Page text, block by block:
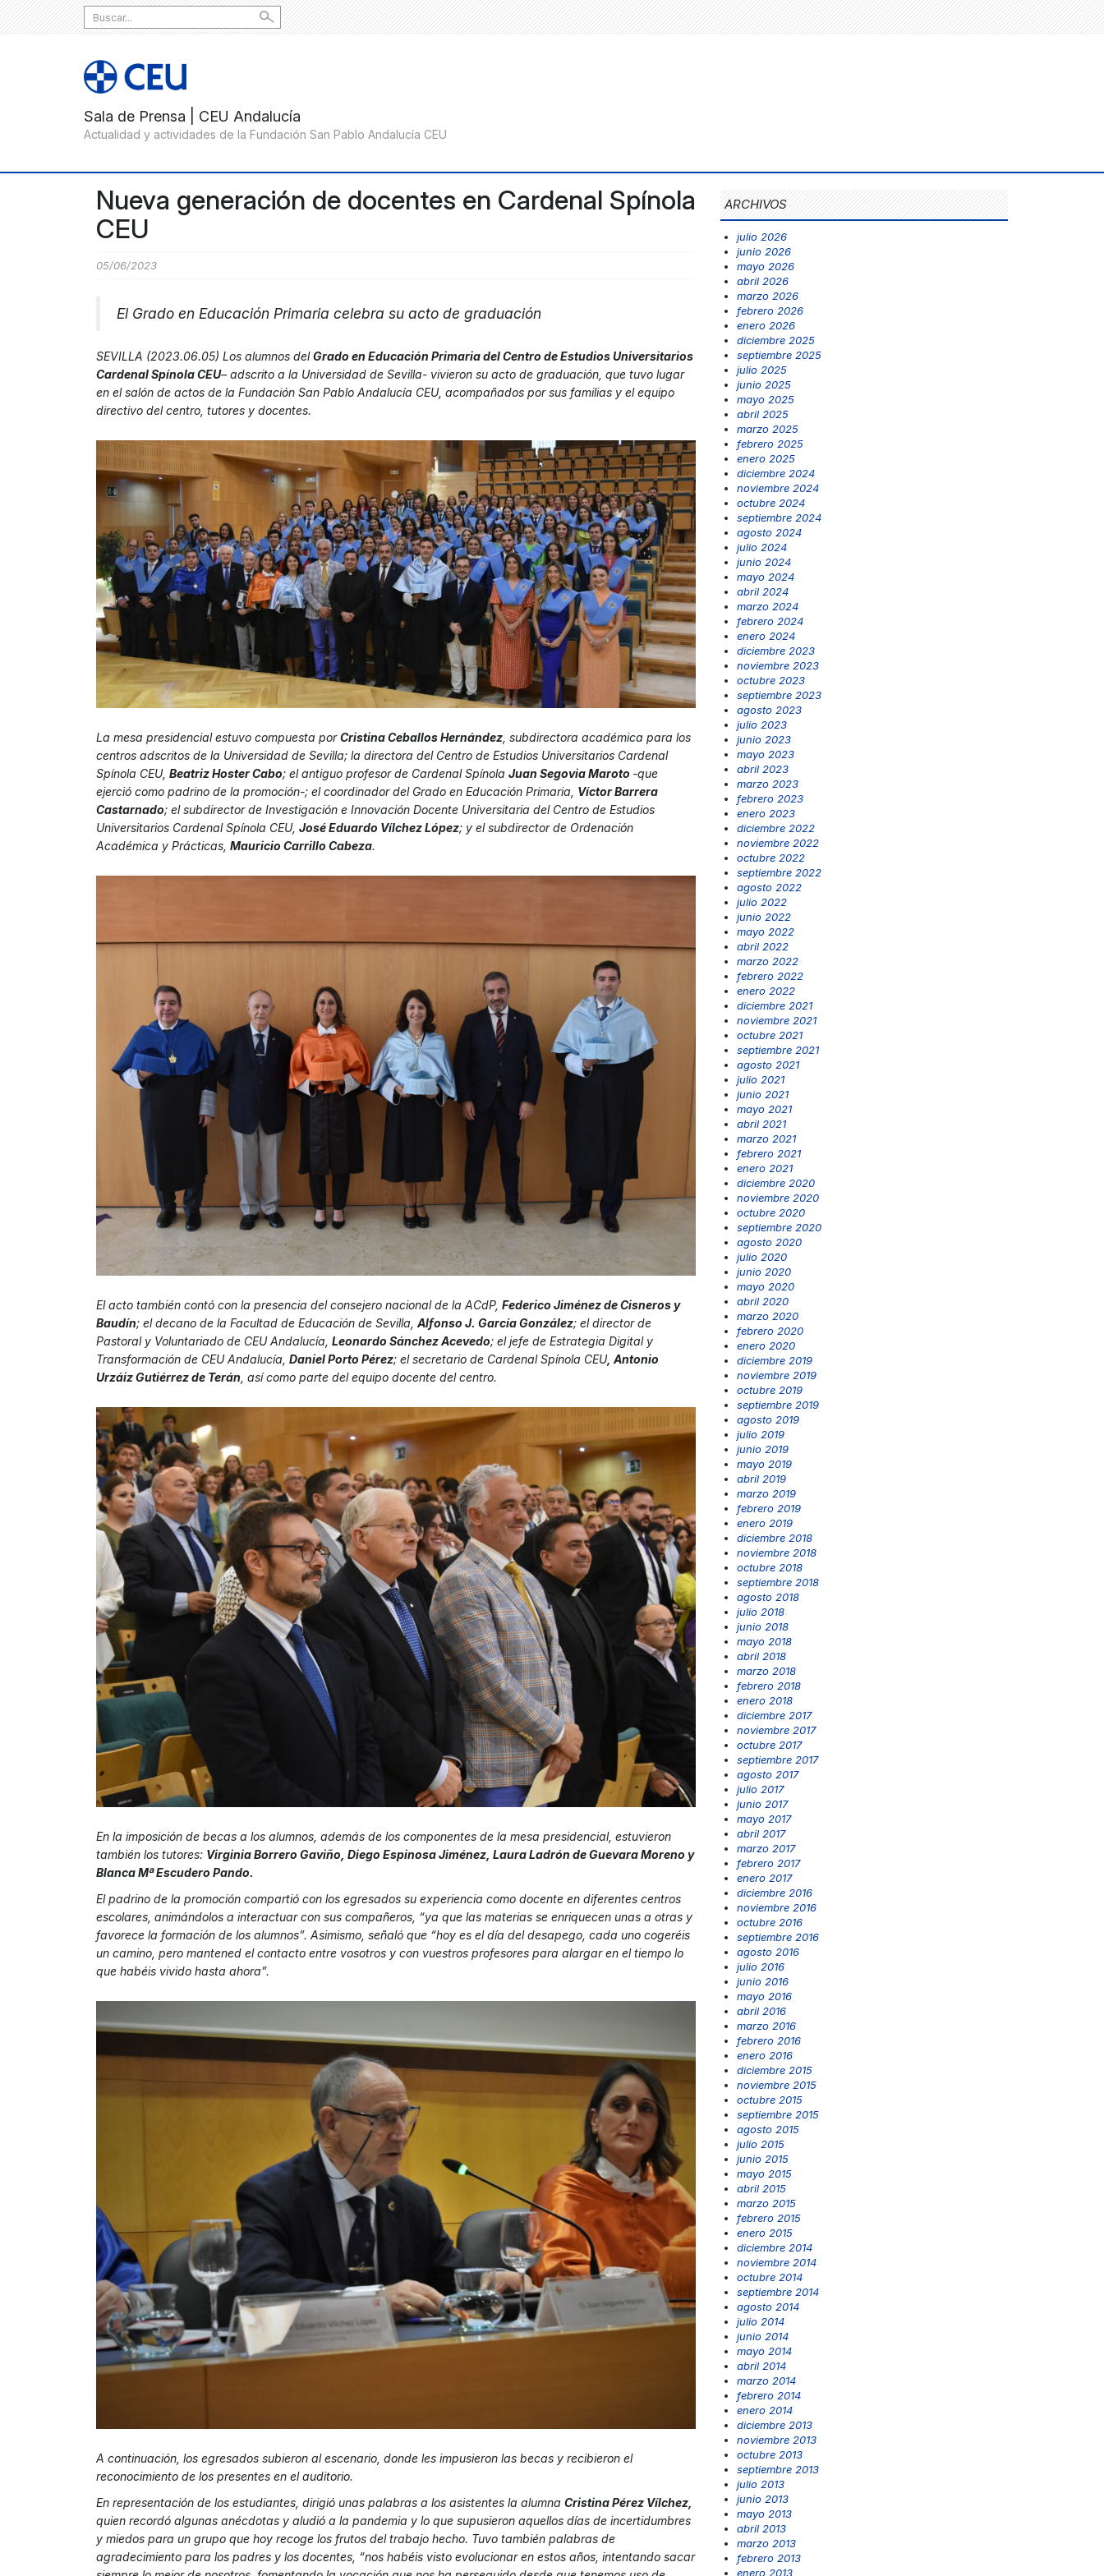
Search
for:
Nueva generación de docentes en Cardenal Spínola
CEU
05/06/2023
El Grado en Educación Primaria celebra su acto de graduación
SEVILLA (2023.06.05) Los alumnos delGrado en Educación Primaria del Centro de Estudios Universitarios
Cardenal Spínola CEU– adscrito a la Universidad de Sevilla- vivieron su acto de graduación, que tuvo lugar
en el salón de actos de la Fundación San Pablo Andalucía CEU, acompañados por sus familias y el equipo
directivo del centro, tutores y docentes.
La mesa presidencial estuvo compuesta porCristina Ceballos Hernández , subdirectora académica para los
centros adscritos de la Universidad de Sevilla; la directora del Centro de Estudios Universitarios Cardenal
Spínola CEU, Beatriz Hoster Cabo; el antiguo profesor de Cardenal Spínola Juan Segovia Maroto -que
ejerció como padrino de la promoción-; el coordinador del Grado en Educación Primaria, Víctor Barrera
Castarnado; el subdirector de Investigación e Innovación Docente Universitaria del Centro de Estudios
Universitarios Cardenal Spínola CEU, José Eduardo Vílchez López; y el subdirector de Ordenación
Académica y Prácticas, Mauricio Carrillo Cabeza.
El acto también contó con la presencia del consejero nacional de la ACdP, Federico Jiménez de Cisneros y
Baudín; el decano de la Facultad de Educación de Sevilla, Alfonso J. García González; el director de
Pastoral y Voluntariado de CEU Andalucía, Leonardo Sánchez Acevedo; el jefe de Estrategia Digital y
Transformación de CEU Andalucía, Daniel Porto Pérez; el secretario de Cardenal Spínola CEU, Antonio
Urzáiz Gutiérrez de Terán , así como parte del equipo docente del centro.
En la imposición de becas a los alumnos, además de los componentes de la mesa presidencial, estuvieron
también los tutores: Virginia Borrero Gaviño, Diego Espinosa Jiménez, Laura Ladrón de Guevara Moreno y
Blanca Mª Escudero Pando.
El padrino de la promoción compartió con los egresados su experiencia como docente en diferentes centros
escolares, animándolos a interactuar con sus compañeros, “ya que las materias se enriquecen unas a otras y
favorece la formación de los alumnos”. Asimismo, señaló que “hoy es el día del desapego, cada uno cogeréis
un camino, pero mantened el contacto entre vosotros y con vuestros profesores para alargar en el tiempo lo
que habéis vivido hasta ahora”.
A continuación, los egresados subieron al escenario, donde les impusieron las becas y recibieron el
reconocimiento de los presentes en el auditorio.
En representación de los estudiantes, dirigió unas palabras a los asistentes la alumna Cristina Pérez Vílchez,
quien recordó algunas anécdotas y aludió a la pandemia y lo que supusieron aquellos días de incertidumbres
y miedos para un grupo que hoy recoge los frutos del trabajo hecho. Tuvo también palabras de
agradecimiento para los padres y los docentes, “nos habéis visto evolucionar en estos años, intentando sacar
ARCHIVOS
julio 2026
junio 2026
mayo 2026
abril 2026
marzo 2026
febrero 2026
enero 2026
diciembre 2025
septiembre 2025
julio 2025
junio 2025
mayo 2025
abril 2025
marzo 2025
febrero 2025
enero 2025
diciembre 2024
noviembre 2024
octubre 2024
septiembre 2024
agosto 2024
julio 2024
junio 2024
mayo 2024
abril 2024
marzo 2024
febrero 2024
enero 2024
diciembre 2023
noviembre 2023
octubre 2023
septiembre 2023
agosto 2023
julio 2023
junio 2023
mayo 2023
abril 2023
marzo 2023
febrero 2023
enero 2023
diciembre 2022
noviembre 2022
octubre 2022
septiembre 2022
agosto 2022
julio 2022
junio 2022
mayo 2022
abril 2022
marzo 2022
febrero 2022
enero 2022
diciembre 2021
noviembre 2021
octubre 2021
septiembre 2021
agosto 2021
julio 2021
junio 2021
mayo 2021
abril 2021
marzo 2021
febrero 2021
enero 2021
diciembre 2020
noviembre 2020
octubre 2020
septiembre 2020
agosto 2020
julio 2020
junio 2020
mayo 2020
abril 2020
marzo 2020
febrero 2020
enero 2020
diciembre 2019
noviembre 2019
octubre 2019
septiembre 2019
agosto 2019
julio 2019
junio 2019
mayo 2019
abril 2019
marzo 2019
febrero 2019
enero 2019
diciembre 2018
noviembre 2018
octubre 2018
septiembre 2018
agosto 2018
julio 2018
junio 2018
mayo 2018
abril 2018
marzo 2018
febrero 2018
enero 2018
diciembre 2017
noviembre 2017
octubre 2017
septiembre 2017
agosto 2017
julio 2017
junio 2017
mayo 2017
abril 2017
marzo 2017
febrero 2017
enero 2017
diciembre 2016
noviembre 2016
octubre 2016
septiembre 2016
agosto 2016
julio 2016
junio 2016
mayo 2016
abril 2016
marzo 2016
febrero 2016
enero 2016
diciembre 2015
noviembre 2015
octubre 2015
septiembre 2015
agosto 2015
julio 2015
junio 2015
mayo 2015
abril 2015
marzo 2015
febrero 2015
enero 2015
diciembre 2014
noviembre 2014
octubre 2014
septiembre 2014
agosto 2014
julio 2014
junio 2014
mayo 2014
abril 2014
marzo 2014
febrero 2014
enero 2014
diciembre 2013
noviembre 2013
octubre 2013
septiembre 2013
julio 2013
junio 2013
mayo 2013
abril 2013
marzo 2013
febrero 2013
enero 2013